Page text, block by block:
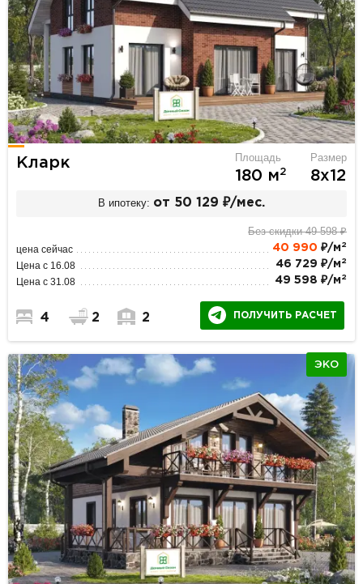
Кларк Площадь
180 м2
Размер
8х12
В ипотеку: от 50 129 ₽/мес.
Без скидки 49 598 ₽
цена сейчас 40 990 ₽/м 2
Цена с 16.08 46 729 ₽/м 2
Цена с 31.08 49 598 ₽/м 2
4 2 2 ПОЛУЧИТЬ РАСЧЕТ
ЭКО